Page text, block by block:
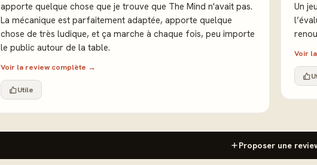
apporte quelque chose que je trouve que The Mind n'avait pas.
La mécanique est parfaitement adaptée, apporte quelque
chose de très ludique, et ça marche à chaque fois, peu importe
le public autour de la table.
Voir la review complète →
Utile
Un
Voir
Proposer une